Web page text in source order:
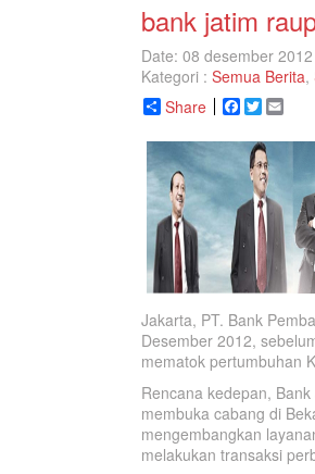
bank jatim
Date: 08 desember 2012
Kategori : Semua Berita,
Share
Facebook
Twitter
Jakarta, PT. Bank
Desember 2012,
mematok pertumbuhan
Rencana kedepan,
membuka cabang di
mengembangkan
melakukan transaksi